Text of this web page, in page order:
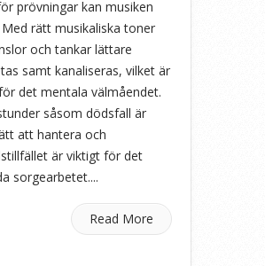
prövningar kan musiken
rätt musikaliska toner
och tankar lättare
samt kanaliseras, vilket är
det mentala välmåendet.
såsom dödsfall är
att hantera och
är viktigt för det
sorgearbetet....
Read More